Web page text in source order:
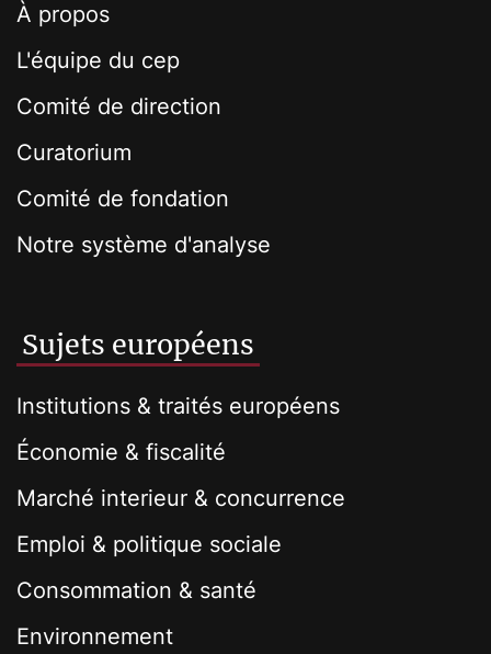
À propos
L'équipe du cep
Comité de direction
Curatorium
Comité de fondation
Notre système d'analyse
Sujets européens
Institutions & traités européens
Économie & fiscalité
Marché interieur & concurrence
Emploi & politique sociale
Consommation & santé
Environnement